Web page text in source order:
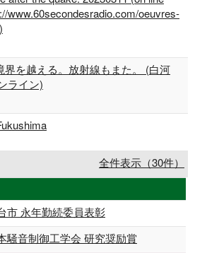
www.60secondesradio.com/oeuvres-
界を越える。放射線もまた。 (白河
ライン)
全件表示（30件）
市 永年勤続委員表彰
騒音制御工学会 研究奨励賞